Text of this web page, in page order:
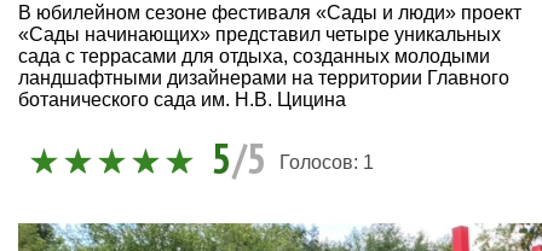
В юбилейном сезоне фестиваля «Сады и люди» проект
«Сады начинающих» представил четыре уникальных
сада с террасами для отдыха, созданных молодыми
ландшафтными дизайнерами на территории Главного
ботанического сада им. Н.В. Цицина
5/5 Голосов: 1